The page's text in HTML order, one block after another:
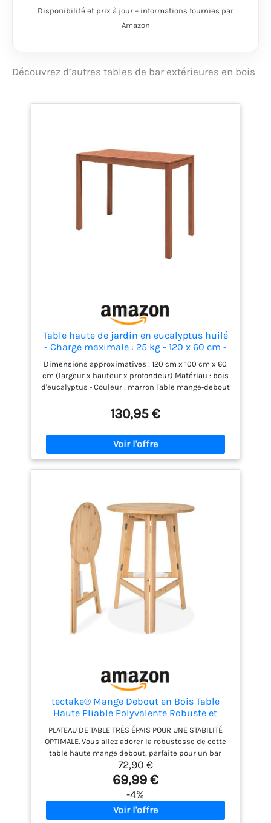
Disponibilité et prix à jour – informations fournies par
Amazon
Découvrez d’autres tables de bar extérieures en bois
Table haute de jardin en eucalyptus huilé
- Charge maximale : 25 kg - 120 x 60 cm -
FSC - Marron - Table haute - Table de
bistrot - Table de fête - Table de bar
Dimensions approximatives : 120 cm x 100 cm x 60
cm (largeur x hauteur x profondeur) Matériau : bois
d'eucalyptus - Couleur : marron Table mange-debout
: environ environ 25 kg Bois certifié FSC issu d'une
exploitation forestière durable
130,95 €
tectake® Mange Debout en Bois Table
Haute Pliable Polyvalente Robuste et
Stable Petite Table de Jardin Mariage
Anniversaire Bapteme Barbecue Bar
Exterieur Ø79 cm Hauteur 110 cm
PLATEAU DE TABLE TRÈS ÉPAIS POUR UNE STABILITÉ
OPTIMALE. Vous allez adorer la robustesse de cette
table haute mange debout, parfaite pour un bar
extérieur ou une petite table de jardin. Son plateau
résistant vous assure une surface solide, idéale
pour recevoir famille ou amis, même dans un petit
espace. Profitez d’une table bistrot qui combine
élégance et durabilité, que ce soit pour un balcon
72,90 €
69,99 €
-4%